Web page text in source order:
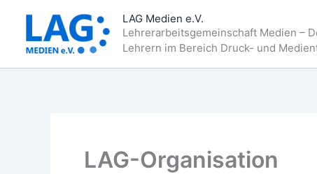
springen
LAG Medien e.V.
Lehrerarbeitsgemeinschaft Medien –
Lehrern im Bereich Druck- und
LAG-Organisation